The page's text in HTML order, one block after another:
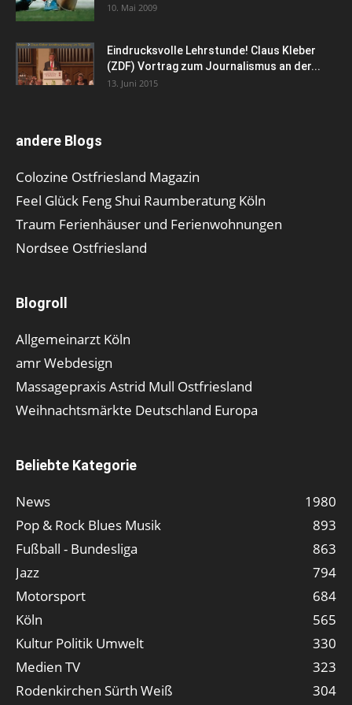
10. Mai 2009
Eindrucksvolle Lehrstunde! Claus Kleber
(ZDF) Vortrag zum Journalismus an der...
13. Juni 2015
andere Blogs
Colozine Ostfriesland Magazin
Feel Glück Feng Shui Raumberatung Köln
Traum Ferienhäuser und Ferienwohnungen
Nordsee Ostfriesland
Blogroll
Allgemeinarzt Köln
amr Webdesign
Massagepraxis Astrid Mull Ostfriesland
Weihnachtsmärkte Deutschland Europa
Beliebte Kategorie
News
1980
Pop & Rock Blues Musik
893
Fußball - Bundesliga
863
Jazz
794
Motorsport
684
Köln
565
Kultur Politik Umwelt
330
Medien TV
323
Rodenkirchen Sürth Weiß
304